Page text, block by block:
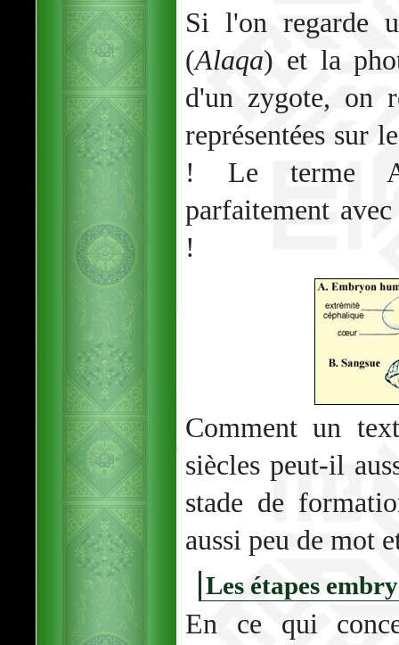
Si l'on regarde
(Alaqa) et la
d'un zygote, on
représentées sur
! Le terme
parfaitement
!
Comment un
siècles peut-il
stade de
aussi peu de mot
Les étapes
En ce qui